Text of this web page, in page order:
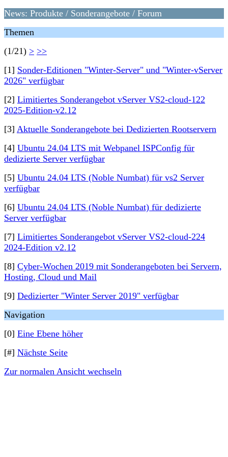
News: Produkte / Sonderangebote / Forum
Themen
(1/21) > >>
[1] Sonder-Editionen "Winter-Server" und "Winter-vServer
2026" verfügbar
[2] Limitiertes Sonderangebot vServer VS2-cloud-122
2025-Edition-v2.12
[3] Aktuelle Sonderangebote bei Dedizierten Rootservern
[4] Ubuntu 24.04 LTS mit Webpanel ISPConfig für
dedizierte Server verfügbar
[5] Ubuntu 24.04 LTS (Noble Numbat) für vs2 Server
verfügbar
[6] Ubuntu 24.04 LTS (Noble Numbat) für dedizierte
Server verfügbar
[7] Limitiertes Sonderangebot vServer VS2-cloud-224
2024-Edition v2.12
[8] Cyber-Wochen 2019 mit Sonderangeboten bei Servern,
Hosting, Cloud und Mail
[9] Dedizierter "Winter Server 2019" verfügbar
Navigation
[0] Eine Ebene höher
[#] Nächste Seite
Zur normalen Ansicht wechseln